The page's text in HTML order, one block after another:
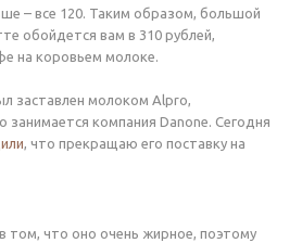
– все 120. Таким образом, большой
обойдется вам в 310 рублей,
на коровьем молоке.
заставлен молоком Alpro,
компания Danone. Сегодня
, что прекращаю его поставку на
том, что оно очень жирное, поэтому